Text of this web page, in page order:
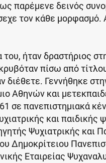
παρέμενε δεινός
τον κάθε μορφασμό.
του, ήταν δραστήριος
πίσω από
διέθετε. Γεννήθηκε
Αθηνών και
σε πανεπιστημιακά
και παιδικής
Ψυχιατρικής και
Δημοκρίτειου
Εταιρείας